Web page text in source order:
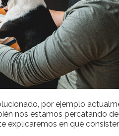
por ejemplo
nos estamos percatando
explicaremos en qué